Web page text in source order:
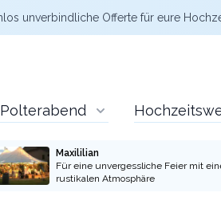
unverbindliche Offertefür eure
Polterabend
Maxililian
Für eine unvergessliche Feier mit
rustikalen Atmosphäre